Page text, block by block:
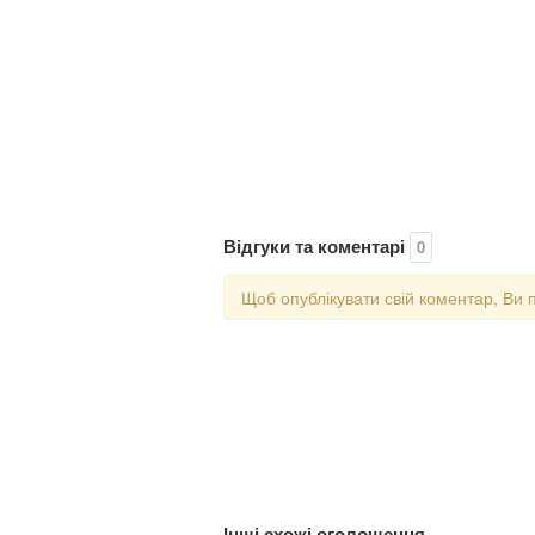
Відгуки та коментарі 0
Щоб опублікувати свій коментар, Ви